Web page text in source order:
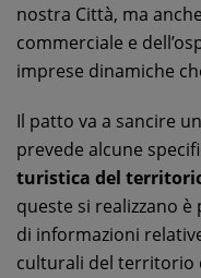
nostra Città, ma
commerciale e
imprese dinamiche
Il patto va a sancire
prevede alcune
turistica del
queste si realizzano
di informazioni
culturali del territorio